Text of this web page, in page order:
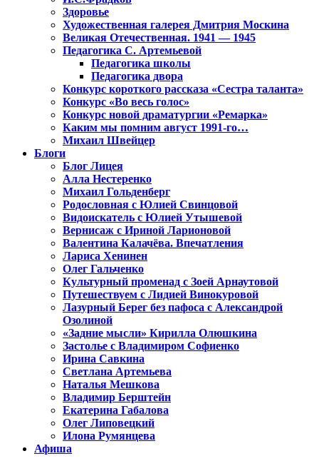
Здоровье
Художественная галерея Дмитрия Москина
Великая Отечественная. 1941 — 1945
Педагогика С. Артемьевой
Педагогика школы
Педагогика двора
Конкурс короткого рассказа «Сестра таланта»
Конкурс «Во весь голос»
Конкурс новой драматургии «Ремарка»
Каким мы помним август 1991-го…
Михаил Швейцер
Блоги
Блог Лицея
Алла Нестеренко
Михаил Гольденберг
Родословная с Юлией Свинцовой
Видоискатель с Юлией Утышевой
Вернисаж с Ириной Ларионовой
Валентина Калачёва. Впечатления
Лариса Хенинен
Олег Гальченко
Культурный променад с Зоей Арнаутовой
Путешествуем с Лидией Винокуровой
Лазурный Берег без пафоса с Александрой
Озолиной
«Задние мысли» Кирилла Олюшкина
Застолье с Владимиром Софиенко
Ирина Савкина
Светлана Артемьева
Наталья Мешкова
Владимир Берштейн
Екатерина Габалова
Олег Липовецкий
Илона Румянцева
Афиша